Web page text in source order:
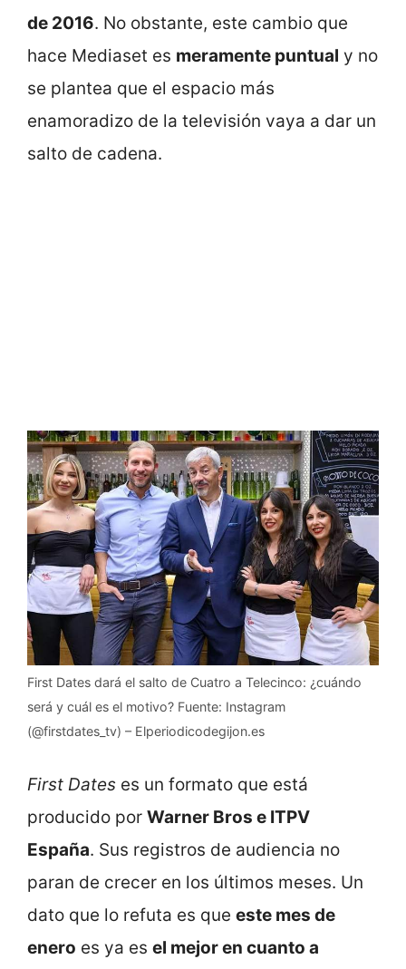
de 2016. No obstante, este cambio que
hace Mediaset es meramente puntual y no
se plantea que el espacio más
enamoradizo de la televisión vaya a dar un
salto de cadena.
First Dates dará el salto de Cuatro a Telecinco: ¿cuándo
será y cuál es el motivo? Fuente: Instagram
(@firstdates_tv) – Elperiodicodegijon.es
First Dates es un formato que está
producido por Warner Bros e ITPV
España. Sus registros de audiencia no
paran de crecer en los últimos meses. Un
dato que lo refuta es que este mes de
enero es ya es el mejor en cuanto a